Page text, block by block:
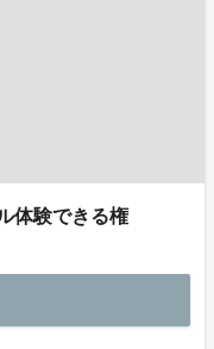
体験できる権